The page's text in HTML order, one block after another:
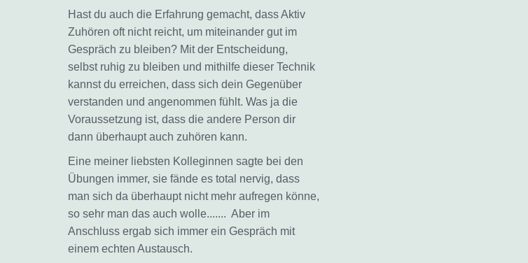
Hast du auch die Erfahrung gemacht, dass Aktiv
Zuhören oft nicht reicht, um miteinander gut im
Gespräch zu bleiben? Mit der Entscheidung,
selbst ruhig zu bleiben und mithilfe dieser Technik
kannst du erreichen, dass sich dein Gegenüber
verstanden und angenommen fühlt. Was ja die
Voraussetzung ist, dass die andere Person dir
dann überhaupt auch zuhören kann.
Eine meiner liebsten Kolleginnen sagte bei den
Übungen immer, sie fände es total nervig, dass
man sich da überhaupt nicht mehr aufregen könne,
so sehr man das auch wolle....... Aber im
Anschluss ergab sich immer ein Gespräch mit
einem echten Austausch.